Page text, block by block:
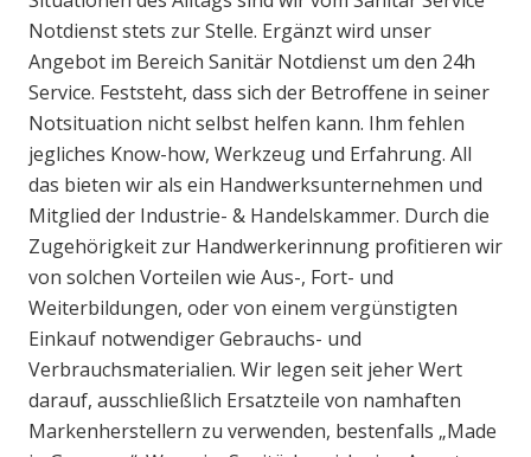
Notdienst stets zur Stelle. Ergänzt wird unser
Angebot im Bereich Sanitär Notdienst um den 24h
Service. Feststeht, dass sich der Betroffene in seiner
Notsituation nicht selbst helfen kann. Ihm fehlen
jegliches Know-how, Werkzeug und Erfahrung. All
das bieten wir als ein Handwerksunternehmen und
Mitglied der Industrie- & Handelskammer. Durch die
Zugehörigkeit zur Handwerkerinnung profitieren wir
von solchen Vorteilen wie Aus-, Fort- und
Weiterbildungen, oder von einem vergünstigten
Einkauf notwendiger Gebrauchs- und
Verbrauchsmaterialien. Wir legen seit jeher Wert
darauf, ausschließlich Ersatzteile von namhaften
Markenherstellern zu verwenden, bestenfalls „Made